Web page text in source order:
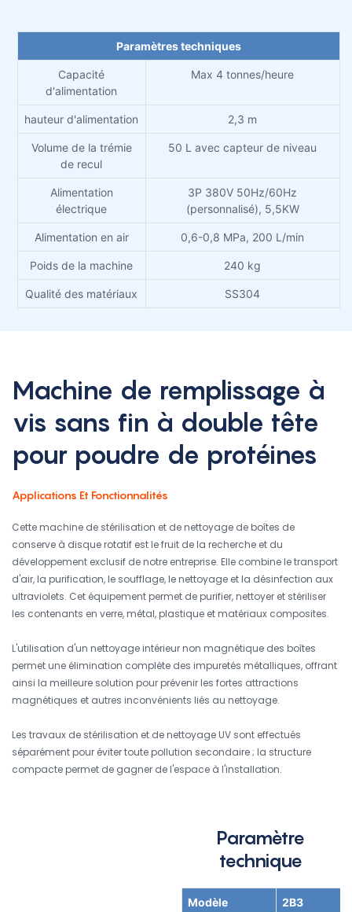
Paramètres techniques
Capacité
d'alimentation
Max 4 tonnes/heure
hauteur d'alimentation 2,3 m
Volume de la trémie
de recul
50 L avec capteur de niveau
Alimentation
électrique
3P 380V 50Hz/60Hz
(personnalisé), 5,5KW
Alimentation en air 0,6-0,8 MPa, 200 L/min
Poids de la machine 240 kg
Qualité des matériaux SS304
Machine de remplissage à
vis sans fin à double tête
pour poudre de protéines
Applications Et Fonctionnalités
Cette machine de stérilisation et de nettoyage de boîtes de
conserve à disque rotatif est le fruit de la recherche et du
développement exclusif de notre entreprise. Elle combine le transport
d'air, la purification, le soufflage, le nettoyage et la désinfection aux
ultraviolets. Cet équipement permet de purifier, nettoyer et stériliser
les contenants en verre, métal, plastique et matériaux composites.
L'utilisation d'un nettoyage intérieur non magnétique des boîtes
permet une élimination complète des impuretés métalliques, offrant
ainsi la meilleure solution pour prévenir les fortes attractions
magnétiques et autres inconvénients liés au nettoyage.
Les travaux de stérilisation et de nettoyage UV sont effectués
séparément pour éviter toute pollution secondaire ; la structure
compacte permet de gagner de l'espace à l'installation.
Paramètre
technique
Modèle 2B3